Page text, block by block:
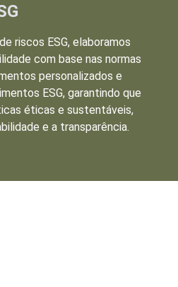
riscos ESG, elaboramos
com base nas normas
personalizados e
ESG, garantindo que
éticas e sustentáveis,
e a transparência.